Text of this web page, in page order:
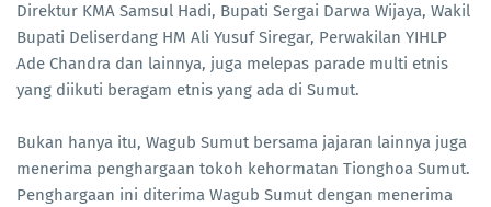
Direktur KMA Samsul Hadi, Bupati Sergai Darwa Wijaya, Wakil
Bupati Deliserdang HM Ali Yusuf Siregar, Perwakilan YIHLP
Ade Chandra dan lainnya, juga melepas parade multi etnis
yang diikuti beragam etnis yang ada di Sumut.
Bukan hanya itu, Wagub Sumut bersama jajaran lainnya juga
menerima penghargaan tokoh kehormatan Tionghoa Sumut.
Penghargaan ini diterima Wagub Sumut dengan menerima